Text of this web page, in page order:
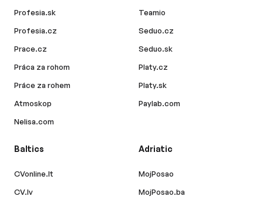
Profesia.sk
Profesia.cz
Prace.cz
Práca za rohom
Práce za rohem
Atmoskop
Nelisa.com
Teamio
Seduo.cz
Seduo.sk
Platy.cz
Platy.sk
Paylab.com
Baltics
CVonline.lt
CV.lv
Adriatic
MojPosao
MojPosao.ba